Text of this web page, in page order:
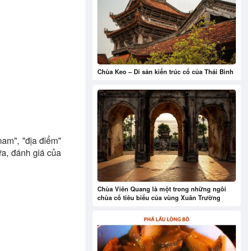
"địa điểm"
đánh giá của
Chùa Keo – Di sản kiến trúc cổ của Thái Bình
Chùa Viên Quang là một trong những ngôi
chùa cổ tiêu biểu của vùng Xuân Trường